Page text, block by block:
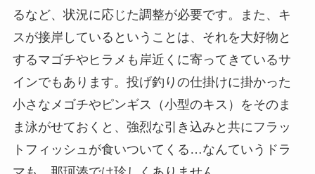
るなど、状況に応じた調整が必要です。また、キ
スが接岸しているということは、それを大好物と
するマゴチやヒラメも岸近くに寄ってきているサ
インでもあります。投げ釣りの仕掛けに掛かった
小さなメゴチやピンギス（小型のキス）をそのま
ま泳がせておくと、強烈な引き込みと共にフラッ
トフィッシュが食いついてくる…なんていうドラ